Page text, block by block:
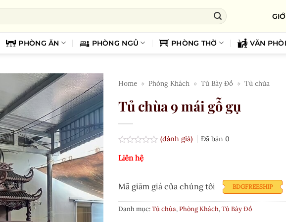
PHÒNG ĂN PHÒNG NGỦ PHÒNG THỜ VĂN
Home » Phòng Khách » Tủ Bày Đồ » Tủ chùa
Tủ chùa 9 mái gỗ gụ
xếp
5
sao
(đánh giá) Đã bán 0
Liên hệ
Mã giảm giá của chúng tôi BDGFREESHIP
Danh mục:Tủ chùa,Phòng Khách,Tủ Bày Đồ